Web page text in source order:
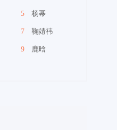
5 杨幂
7 鞠婧祎
9 鹿晗